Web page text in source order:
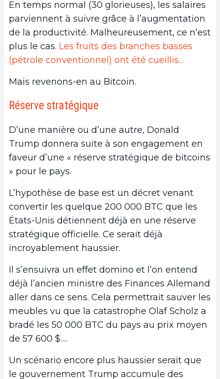
En temps normal (30 glorieuses), les salaires
parviennent à suivre grâce à l’augmentation
de la productivité. Malheureusement, ce n’est
plus le cas. Les fruits des branches basses
(pétrole conventionnel) ont été cueillis…
Mais revenons-en au Bitcoin.
Réserve stratégique
D’une manière ou d’une autre, Donald
Trump donnera suite à son engagement en
faveur d’une « réserve stratégique de bitcoins
» pour le pays.
L’hypothèse de base est un décret venant
convertir les quelque 200 000 BTC que les
États-Unis détiennent déjà en une réserve
stratégique officielle. Ce serait déjà
incroyablement haussier.
Il s’ensuivra un effet domino et l’on entend
déjà l’ancien ministre des Finances Allemand
aller dans ce sens. Cela permettrait sauver les
meubles vu que la catastrophe Olaf Scholz a
bradé les 50 000 BTC du pays au prix moyen
de 57 600 $….
Un scénario encore plus haussier serait que
le gouvernement Trump accumule des